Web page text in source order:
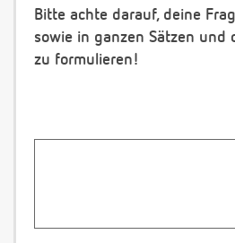
Bitte achte darauf, deine
sowie in ganzen Sätzen und
zu formulieren!